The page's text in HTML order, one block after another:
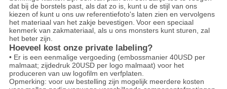
dat bij de borstels past, als dat zo is, kunt u de stijl van ons
kiezen of kunt u ons uw referentiefoto's laten zien en vervolgens
het materiaal van het zakje bevestigen. Voor een speciaal
kenmerk van zakmateriaal, als u ons monsters kunt sturen, zal
het beter zijn.
Hoeveel kost onze private labeling?
• Er is een eenmalige vergoeding (embossmanier 40USD per
malmaat; zijdedruk 20USD per logo malmaat) voor het
produceren van uw logofilm en verfplaten.
Opmerking: voor uw bestelling zijn mogelijk meerdere kosten